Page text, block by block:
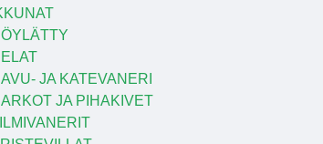
JA KATEVANERI
JA PIHAKIVET